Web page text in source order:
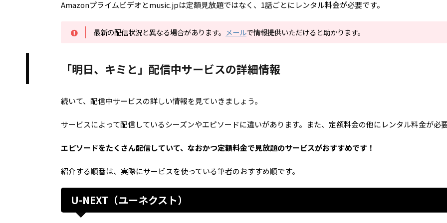
Amazonプライムビデオとmusic.jpは定額見放題ではなく、1話ごとにレンタル料金が必要です。
最新の配信状況と異なる場合があります。 メールで情報提供いただけると助かります。
「明日、キミと」配信中サービスの詳細情報
続いて、配信中サービスの詳しい情報を見ていきましょう。
サービスによって配信しているシーズンやエピソードに違いがあります。また、定額料金の他にレンタル料金が必
エピソードをたくさん配信していて、なおかつ定額料金で見放題のサービスがおすすめです！
紹介する順番は、実際にサービスを使っている筆者のおすすめ順です。
U-NEXT（ユーネクスト）